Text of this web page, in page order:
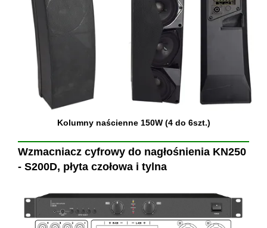
Kolumny naścienne 150W (4 do 6szt.)
Wzmacniacz cyfrowy do nagłośnienia KN250
- S200D, płyta czołowa i tylna